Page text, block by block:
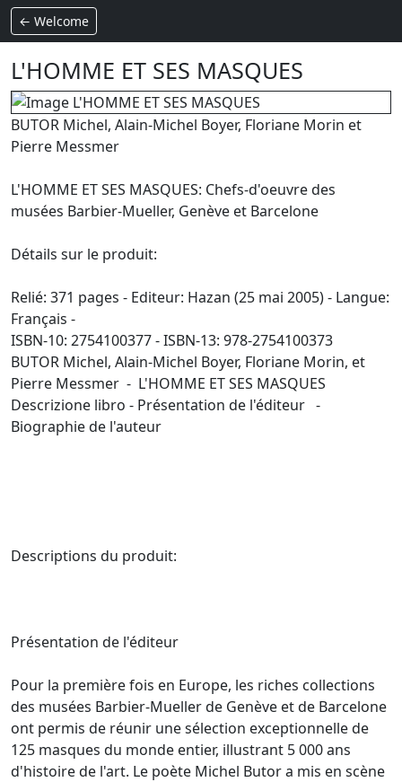
← Welcome
L'HOMME ET SES MASQUES
BUTOR Michel, Alain-Michel Boyer, Floriane Morin et
Pierre Messmer
L'HOMME ET SES MASQUES: Chefs-d'oeuvre des
musées Barbier-Mueller, Genève et Barcelone
Détails sur le produit:
Relié: 371 pages - Editeur: Hazan (25 mai 2005) - Langue:
Français -
ISBN-10: 2754100377 - ISBN-13: 978-2754100373
BUTOR Michel, Alain-Michel Boyer, Floriane Morin, et
Pierre Messmer - L'HOMME ET SES MASQUES
Descrizione libro - Présentation de l'éditeur -
Biographie de l'auteur
Descriptions du produit:
Présentation de l'éditeur
Pour la première fois en Europe, les riches collections
des musées Barbier-Mueller de Genève et de Barcelone
ont permis de réunir une sélection exceptionnelle de
125 masques du monde entier, illustrant 5 000 ans
d'histoire de l'art. Le poète Michel Butor a mis en scène